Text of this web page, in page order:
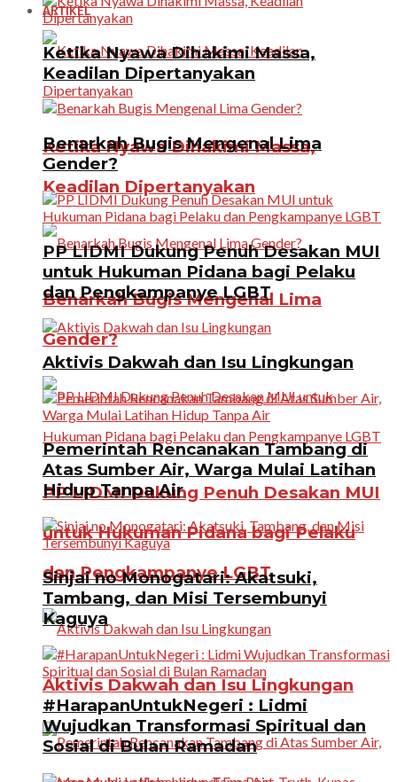
ARTIKEL
Ketika Nyawa Dihakimi Massa,
Keadilan Dipertanyakan
Benarkah Bugis Mengenal Lima
Gender?
PP LIDMI Dukung Penuh Desakan MUI
untuk Hukuman Pidana bagi Pelaku
dan Pengkampanye LGBT
Aktivis Dakwah dan Isu Lingkungan
Ketika Nyawa Dihakimi Massa,
Keadilan Dipertanyakan
Benarkah Bugis Mengenal Lima
Gender?
PP LIDMI Dukung Penuh Desakan MUI
untuk Hukuman Pidana bagi Pelaku
dan Pengkampanye LGBT
Aktivis Dakwah dan Isu Lingkungan
Pemerintah Rencanakan Tambang di
Atas Sumber Air, Warga Mulai Latihan
Hidup Tanpa Air
Sinjai no Monogatari: Akatsuki,
Tambang, dan Misi Tersembunyi
Kaguya
#HarapanUntukNegeri : Lidmi
Wujudkan Transformasi Spiritual dan
Sosial di Bulan Ramadan